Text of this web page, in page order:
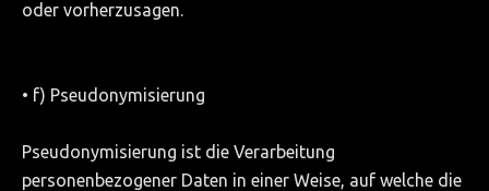
oder vorherzusagen.
• f) Pseudonymisierung
Pseudonymisierung ist die Verarbeitung
personenbezogener Daten in einer Weise, auf welche die